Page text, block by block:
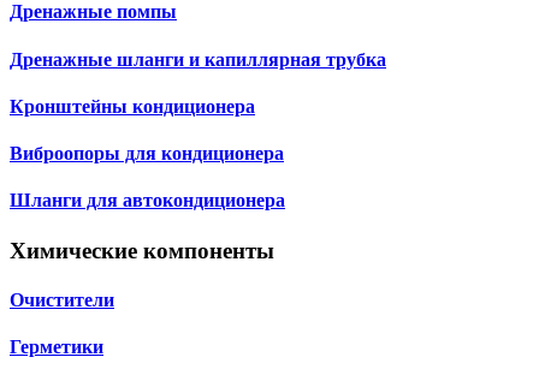
Дренажные помпы
Дренажные шланги и капиллярная трубка
Кронштейны кондиционера
Виброопоры для кондиционера
Шланги для автокондиционера
Химические компоненты
Очистители
Герметики